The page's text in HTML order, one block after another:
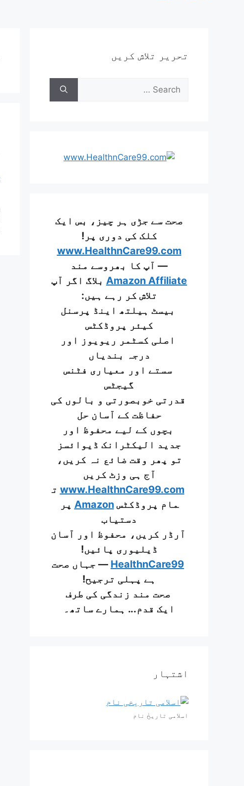
تحریر تلاش کریں
صحت سے جڑی ہر چیز، بس ایک
کلک کی دوری پر!
www.HealthnCare99.com
— آپ کا بھروسے مند
Amazon Affiliate بلاگ اگر آپ
تلاش کر رہے ہیں:
بیسٹ ہیلتھ اینڈ پرسنل
کیئر پروڈکٹس
اصلی کسٹمر ریویوز اور
درجہ بندیاں
سستے اور معیاری فٹنس
گیجٹس
قدرتی خوبصورتی و بالوں کی
حفاظت کے آسان حل
بچوں کے لیے محفوظ اور
جدید الیکٹرانک ڈیوائسز
تو پھر وقت ضائع نہ کریں،
آج ہی وزٹ کریں
www.HealthnCare99.com ت
مام پروڈکٹسAmazon پر
دستیاب
آرڈر کریں، محفوظ اور آسان
ڈیلیوری پائیں!
HealthnCare99 — جہاں صحت
ہے پہلی ترجیح!
صحت مند زندگی کی طرف
ایک قدم... ہمارے ساتھ۔
اشتہار
اسلامی تاریخٰ نام